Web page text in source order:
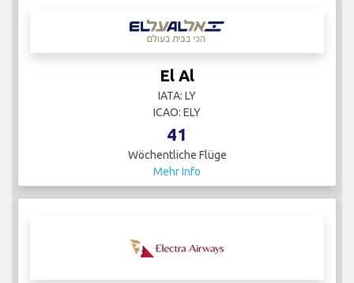
El Al
IATA: LY
ICAO: ELY
41
Wöchentliche Flüge
Mehr Info